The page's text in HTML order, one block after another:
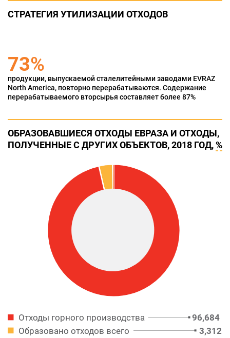
СТРАТЕГИЯ УТИЛИЗАЦИИ ОТХОДОВ
79%
продукции, выпускаемой сталелитейными заводами EVRAZ
North America, повторно перерабатываются. Содержание
перерабатываемого вторсырья составляет более 87%
ОБРАЗОВАВШИЕСЯ ОТХОДЫ ЕВРАЗА И ОТХОДЫ,
ПОЛУЧЕННЫЕ С ДРУГИХ ОБЪЕКТОВ, 2018 ГОД,%
Отходы горного производства
Образовано отходов всего
96,684
3,312